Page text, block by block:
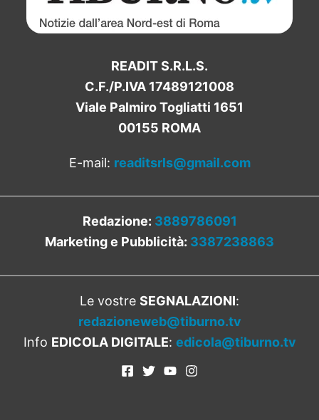
READIT S.R.L.S.
C.F./P.IVA 17489121008
Viale Palmiro Togliatti 1651
00155 ROMA
E-mail: readitsrls@gmail.com
Redazione: 3889786091
Marketing e Pubblicità: 3387238863
Le vostre SEGNALAZIONI:
redazioneweb@tiburno.tv
Info EDICOLA DIGITALE: edicola@tiburno.tv